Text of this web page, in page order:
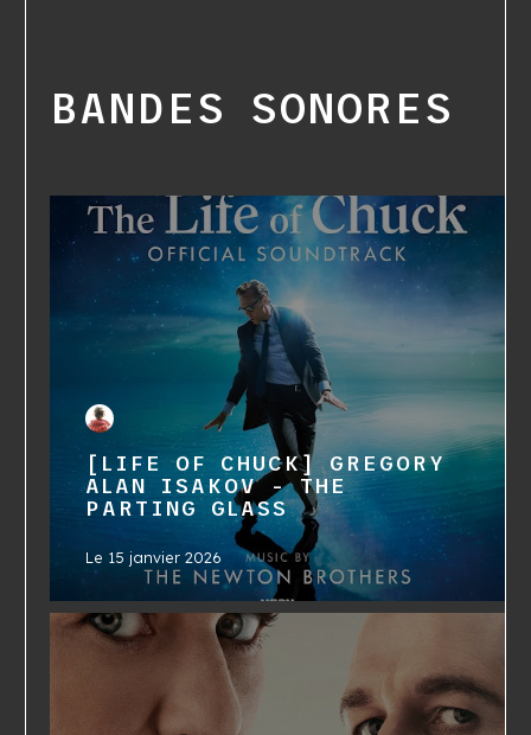
BANDES SONORES
[LIFE OF CHUCK] GREGORY
ALAN ISAKOV - THE
PARTING GLASS
Le 15 janvier 2026